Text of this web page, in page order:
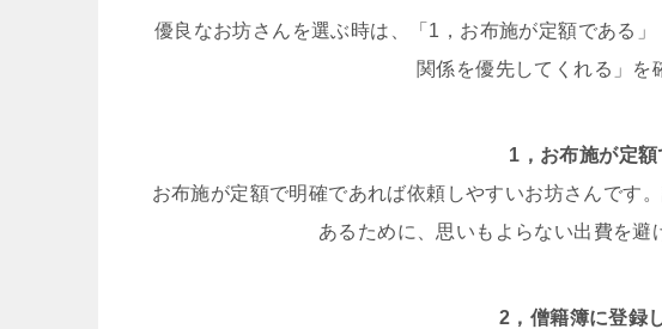
優良なお坊さんを選ぶ時は、「1，お布施が定額である
関係を優先してくれる」を
1，お布施が定額
お布施が定額で明確であれば依頼しやすいお坊さんです
あるために、思いもよらない出費を避
2，僧籍簿に登録